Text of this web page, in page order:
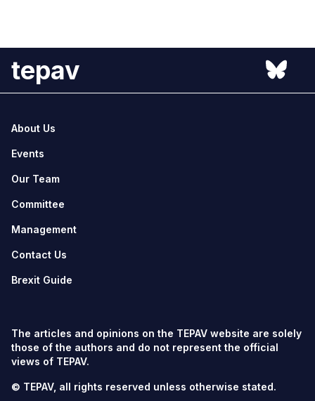
tepav
About Us
Events
Our Team
Committee
Management
Contact Us
Brexit Guide
The articles and opinions on the TEPAV website are solely
those of the authors and do not represent the official
views of TEPAV.
© TEPAV, all rights reserved unless otherwise stated.